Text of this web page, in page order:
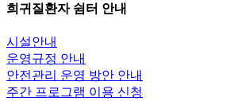
희귀질환자 쉼터 안내
시설안내
운영규정 안내
안전관리 운영 방안 안내
주간 프로그램 이용 신청